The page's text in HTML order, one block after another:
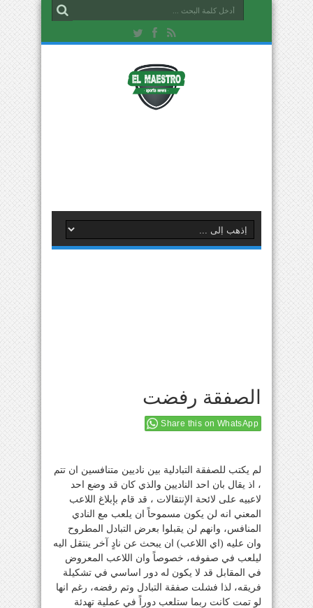
الصفقة رفضت
Share this on WhatsApp
لم يكتب للصفقة التبادلية بين ناديين متنافسين ان تتم
، اذ يقال بان احد الناديين والذي كان قد وضع احد
لاعبيه على لائحة الإنتقالات ، قد قام بإبلاغ اللاعب
المعني انه لن يكون مسموحاً ان يلعب مع النادي
المنافس، وانهم لن يقبلوا بعرض التبادل المطروح
وان عليه (اي اللاعب) ان يبحث عن نادٍ آخر ينتقل اليه
ليلعب في صفوفه، خصوصاً وان اللاعب المعروض
في المقابل قد لا يكون له دور اساسي في تشكيلة
فريقه، لذا فشلت صفقة التبادل وتم رفضه، رغم انها
لو تمت كانت ربما ستلعب دوراً في عملية تهدئة